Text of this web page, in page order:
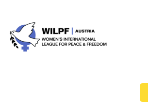
springen